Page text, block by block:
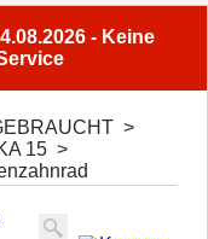
- Keine
>
15 >